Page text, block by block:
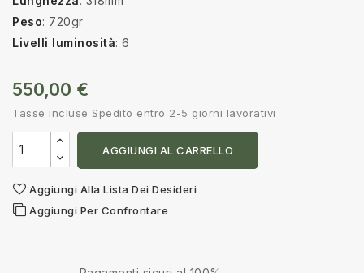
Peso: 720gr
Livelli luminosità: 6
550,00 €
Tasse incluse Spedito entro 2-5 giorni lavorativi
AGGIUNGI AL CARRELLO
Aggiungi Alla Lista Dei Desideri
Aggiungi Per Confrontare